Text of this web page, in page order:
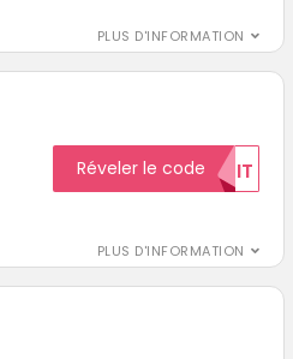
PLUS D'INFORMATION
PLUS D'INFORMATION
Réveler le codeGRATUIT